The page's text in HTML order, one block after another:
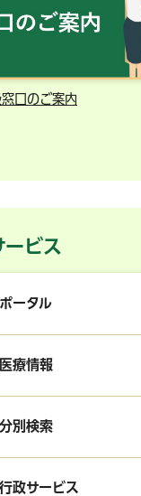
葉市の電子行政サービス
ービス
ータル
療情報
別検索
政サービス